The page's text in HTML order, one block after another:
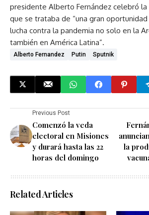
presidente Alberto Fernández celebró la
que se trataba de “una gran oportunidad
lucha contra la pandemia no solo en la
también en América Latina”.
Alberto Fernandez Putin Sputnik
Previous Post
Comenzó la veda
electoral en Misiones
y durará hasta las 22
horas del domingo
la
Related Articles